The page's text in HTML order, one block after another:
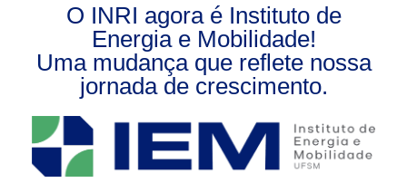
Tecnologia.O INRI agora é Instituto de
Energia e Mobilidade!
Uma mudança que reflete nossa
jornada de crescimento.